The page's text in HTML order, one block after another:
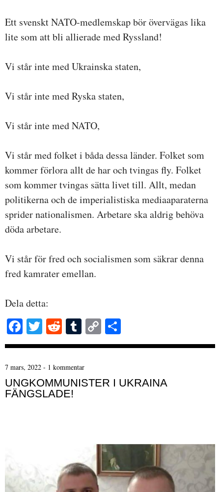
Ett svenskt NATO-medlemskap bör övervägas lika
lite som att bli allierade med Ryssland!
Vi står inte med Ukrainska staten,
Vi står inte med Ryska staten,
Vi står inte med NATO,
Vi står med folket i båda dessa länder. Folket som
kommer förlora allt de har och tvingas fly. Folket
som kommer tvingas sätta livet till. Allt, medan
politikerna och de imperialistiska mediaaparaterna
sprider nationalismen. Arbetare ska aldrig behöva
döda arbetare.
Vi står för fred och socialismen som säkrar denna
fred kamrater emellan.
Dela detta:
Fa
ce
ok
T
wi
r
R
ed
t
T
u
bl
r
C
op
Li
nk
el
7 mars, 2022 - 1 kommentar
UNGKOMMUNISTER I UKRAINA
FÄNGSLADE!